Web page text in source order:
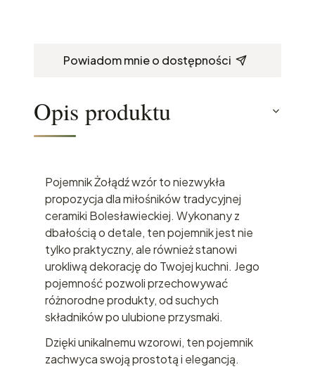
Powiadom mnie o dostępności
Opis produktu
Pojemnik Żołądź wzór to niezwykła
propozycja dla miłośników tradycyjnej
ceramiki Bolesławieckiej. Wykonany z
dbałością o detale, ten pojemnik jest nie
tylko praktyczny, ale również stanowi
urokliwą dekorację do Twojej kuchni. Jego
pojemność pozwoli przechowywać
różnorodne produkty, od suchych
składników po ulubione przysmaki.
Dzięki unikalnemu wzorowi, ten pojemnik
zachwyca swoją prostotą i elegancją.